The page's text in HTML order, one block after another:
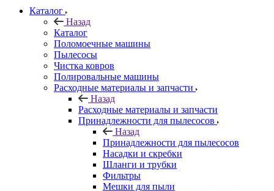
Каталог
Назад
Каталог
Поломоечные машины
Пылесосы
Чистка ковров
Полировальные машины
Расходные материалы и запчасти
Назад
Расходные материалы и запчасти
Принадлежности для пылесосов
Назад
Принадлежности для пылесосов
Насадки и скребки
Шланги и трубки
Фильтры
Мешки для пыли